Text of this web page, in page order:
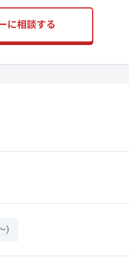
に相談する
)